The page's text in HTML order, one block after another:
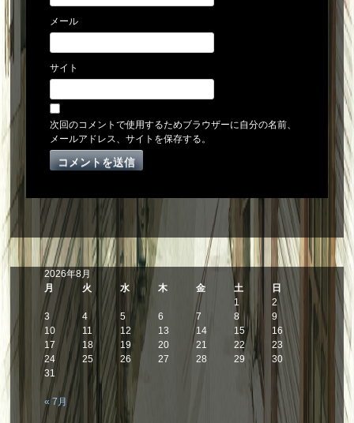
メール
サイト
次回のコメントで使用するためブラウザーに自分の名前、
メールアドレス、サイトを保存する。
2026年8月
月
火 水 木 金 土
日
1
2
3
4 5 6 7 8
9
10
11 12 13 14 15
16
17
18 19 20 21 22
23
24
25 26 27 28 29
30
31
« 7月